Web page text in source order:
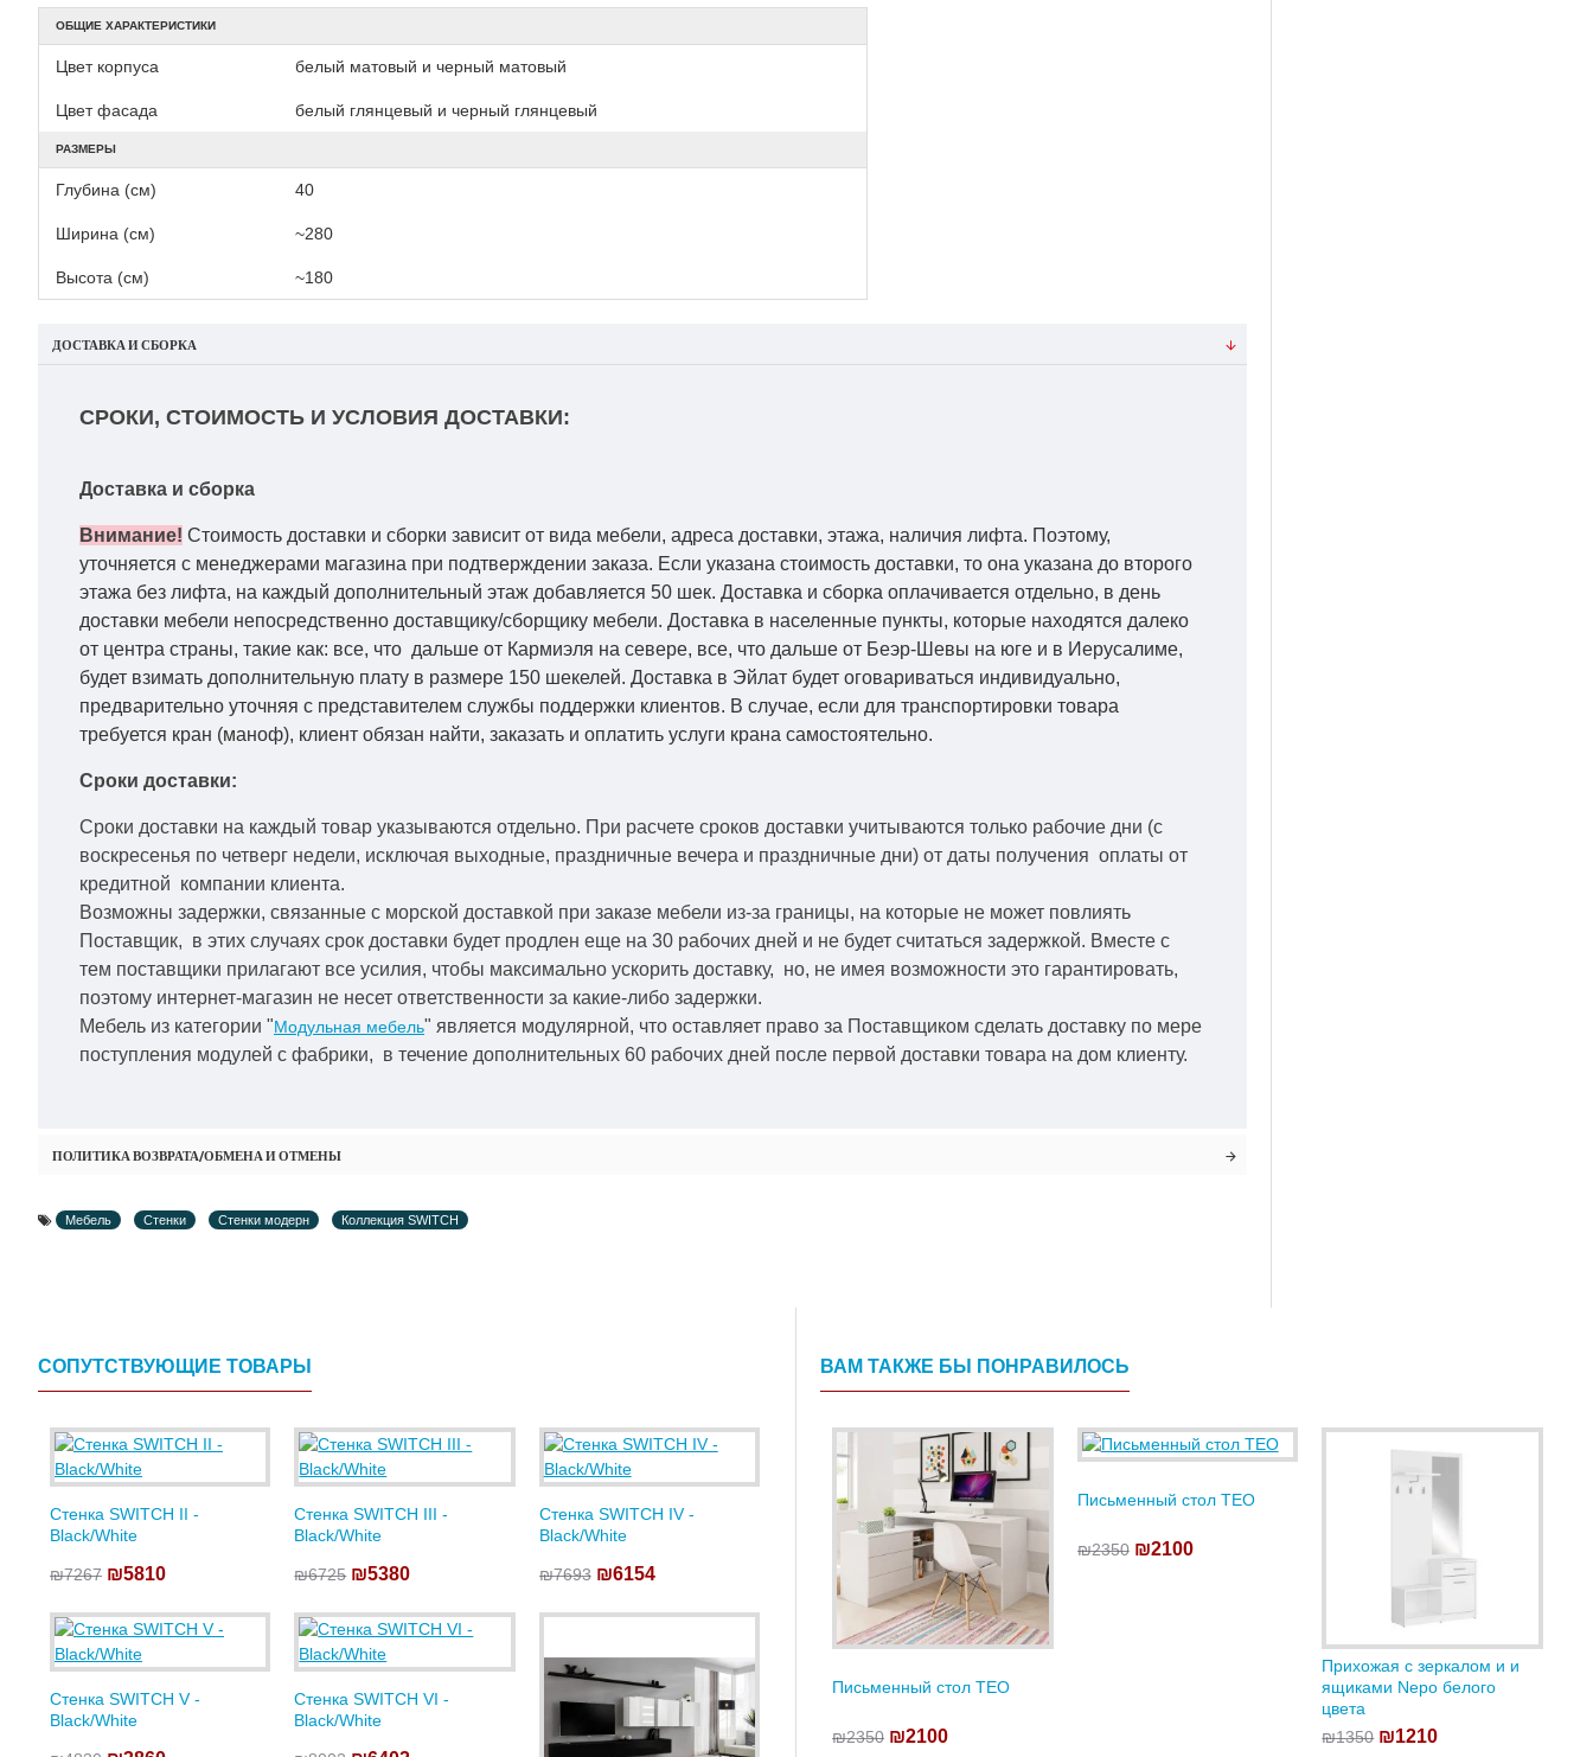
ОБЩИЕ ХАРАКТЕРИСТИКИ
Цвет корпуса белый матовый и черный матовый
Цвет фасада белый глянцевый и черный глянцевый
РАЗМЕРЫ
Глубина (см) 40
Ширина (см) ~280
Высота (см) ~180
ДОСТАВКА И СБОРКА
СРОКИ, СТОИМОСТЬ И УСЛОВИЯ ДОСТАВКИ:
Доставка и сборка
Внимание! Стоимость доставки и сборки зависит от вида мебели, адреса доставки, этажа, наличия лифта. Поэтому,
уточняется с менеджерами магазина при подтверждении заказа. Если указана стоимость доставки, то она указана до второго
этажа без лифта, на каждый дополнительный этаж добавляется 50 шек. Доставка и сборка оплачивается отдельно, в день
доставки мебели непосредственно доставщику/сборщику мебели. Доставка в населенные пункты, которые находятся далеко
от центра страны, такие как: все, что дальше от Кармиэля на севере, все, что дальше от Беэр-Шевы на юге и в Иерусалиме,
будет взимать дополнительную плату в размере 150 шекелей. Доставка в Эйлат будет оговариваться индивидуально,
предварительно уточняя с представителем службы поддержки клиентов. В случае, если для транспортировки товара
требуется кран (маноф), клиент обязан найти, заказать и оплатить услуги крана самостоятельно.
Сроки доставки:
Сроки доставки на каждый товар указываются отдельно. При расчете сроков доставки учитываются только рабочие дни (с
воскресенья по четверг недели, исключая выходные, праздничные вечера и праздничные дни) от даты получения оплаты от
кредитной компании клиента.
Возможны задержки, связанные с морской доставкой при заказе мебели из-за границы, на которые не может повлиять
Поставщик, в этих случаях срок доставки будет продлен еще на 30 рабочих дней и не будет считаться задержкой. Вместе с
тем поставщики прилагают все усилия, чтобы максимально ускорить доставку, но, не имея возможности это гарантировать,
поэтому интернет-магазин не несет ответственности за какие-либо задержки.
Мебель из категории "Модульная мебель" является модулярной, что оставляет право за Поставщиком сделать доставку по мере
поступления модулей с фабрики, в течение дополнительных 60 рабочих дней после первой доставки товара на дом клиенту.
ПОЛИТИКА ВОЗВРАТА/ОБМЕНА И ОТМЕНЫ
Мебель Стенки Стенки модерн Коллекция SWITCH
СОПУТСТВУЮЩИЕ ТОВАРЫ
Стенка SWITCH II -
Black/White
₪7267 ₪5810
Стенка SWITCH III -
Black/White
₪6725 ₪5380
Стенка SWITCH IV -
Black/White
₪7693 ₪6154
Стенка SWITCH V -
Black/White
Стенка SWITCH VI -
Black/White
ВАМ ТАКЖЕ БЫ ПОНРАВИЛОСЬ
Письменный стол TEO
₪2350 ₪2100
Письменный стол TEO
₪2350 ₪2100
Прихожая с зеркалом и и
ящиками Nepo белого
цвета
₪1350 ₪1210